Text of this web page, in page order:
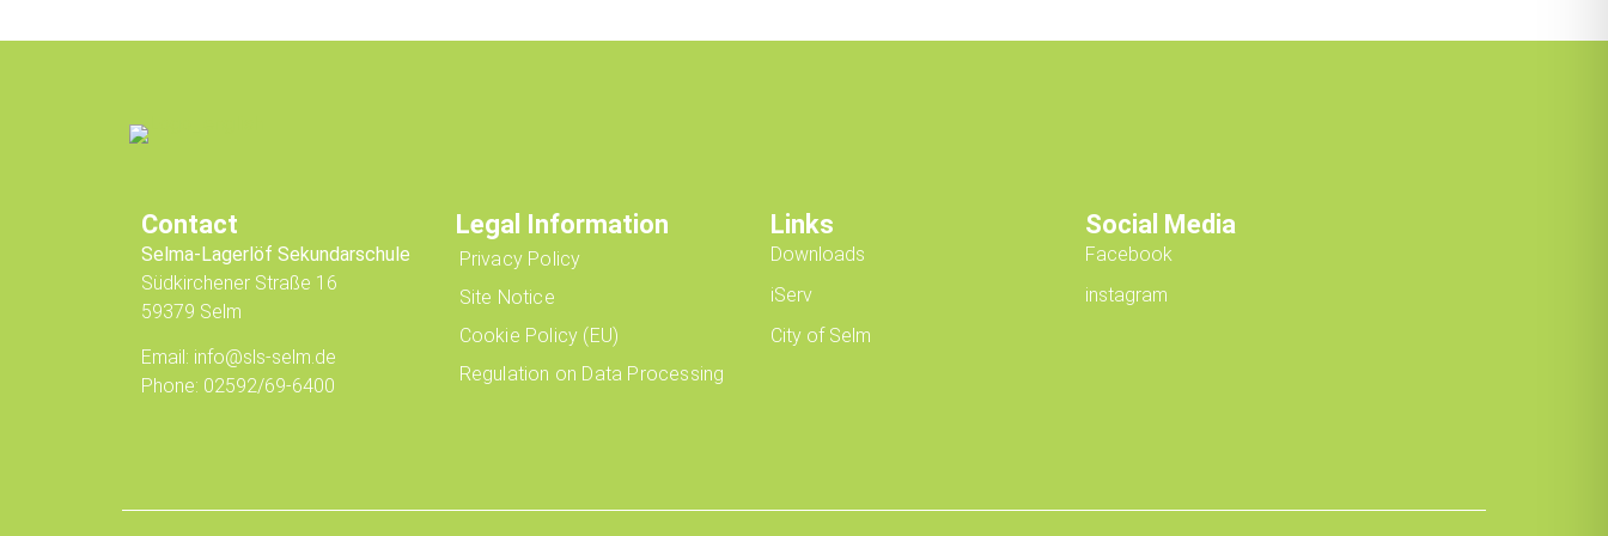
Contact
Selma-Lagerlöf Sekundarschule
Südkirchener Straße 16
59379 Selm
Email: info@sls-selm.de
Phone: 02592/69-6400
Legal Information
Privacy Policy
Site Notice
Cookie Policy (EU)
Regulation on Data Processing
Links
Downloads
iServ
City of Selm
Social Media
Facebook
instagram